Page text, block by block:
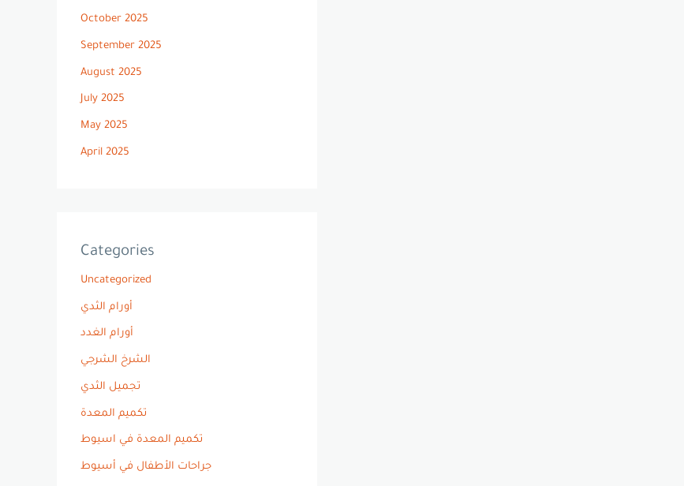
October 2025
September 2025
August 2025
July 2025
May 2025
April 2025
Categories
Uncategorized
أورام الثدي
أورام الغدد
الشرخ الشرجي
تجميل الثدي
تكميم المعدة
تكميم المعدة في اسيوط
جراحات الأطفال في أسيوط